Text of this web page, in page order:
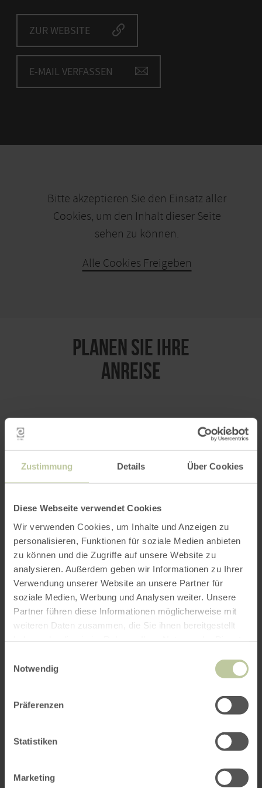
Zustimmung Details Über Cookies
Diese Webseite verwendet Cookies
Wir verwenden Cookies, um Inhalte und Anzeigen zu
personalisieren, Funktionen für soziale Medien anbieten
zu können und die Zugriffe auf unsere Website zu
analysieren. Außerdem geben wir Informationen zu Ihrer
Verwendung unserer Website an unsere Partner für
soziale Medien, Werbung und Analysen weiter. Unsere
Partner führen diese Informationen möglicherweise mit
weiteren Daten zusammen, die Sie ihnen bereitgestellt
Notwendig
Präferenzen
Statistiken
Marketing
ZUR WEBSITE
E-MAIL VERFASSEN
Bitte akzeptieren Sie den Einsatz aller
Cookies, um den Inhalt dieser Seite
sehen zu können.
Alle Cookies Freigeben
PLANEN SIE IHRE
ANREISE
Anfahrt von:
ROUTE PLANEN
Das könnte Sie auch
interessieren